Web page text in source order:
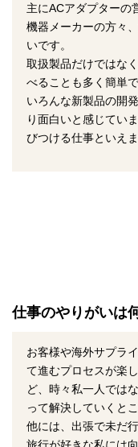
主にACアダプターの
機器メーカーの方々
いです。
取扱製品だけではな
べることも多く簡単
いろんな新製品の開
り面白いと感じてい
びつける仕事といえま
仕事のやりがいは
お客様や海外サプラ
て進むプロセスが楽
ど、時々私一人では
って解決していくと
他には、出張で未だ
旅行が好きな私には